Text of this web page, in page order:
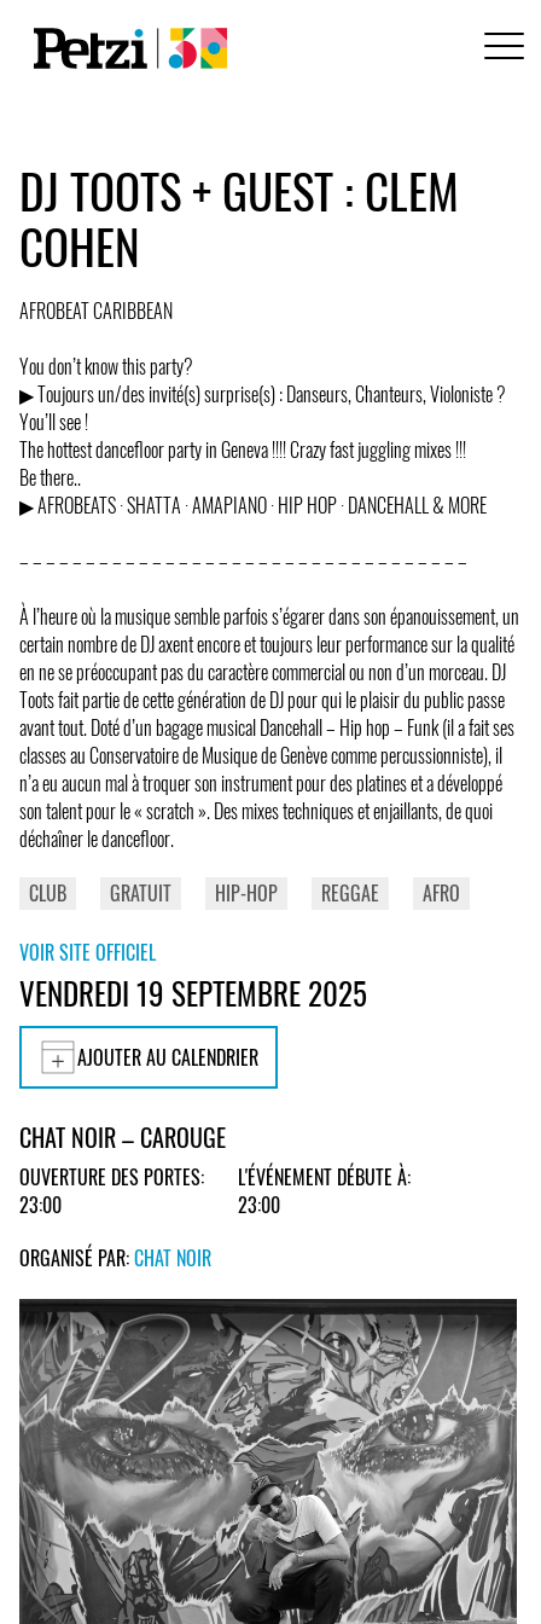
DJ TOOTS + GUEST : CLEM
COHEN
AFROBEAT CARIBBEAN
You don’t know this party?
▶ Toujours un/des invité(s) surprise(s) : Danseurs, Chanteurs, Violoniste ?
You’ll see !
The hottest dancefloor party in Geneva !!!! Crazy fast juggling mixes !!!
Be there..
▶︎ AFROBEATS · SHATTA · AMAPIANO · HIP HOP · DANCEHALL & MORE
– – – – – – – – – – – – – – – – – – – – – – – – – – – – – – – – – –
À l’heure où la musique semble parfois s’égarer dans son épanouissement, un
certain nombre de DJ axent encore et toujours leur performance sur la qualité
en ne se préoccupant pas du caractère commercial ou non d’un morceau. DJ
Toots fait partie de cette génération de DJ pour qui le plaisir du public passe
avant tout. Doté d’un bagage musical Dancehall – Hip hop – Funk (il a fait ses
classes au Conservatoire de Musique de Genève comme percussionniste), il
n’a eu aucun mal à troquer son instrument pour des platines et a développé
son talent pour le « scratch ». Des mixes techniques et enjaillants, de quoi
déchaîner le dancefloor.
CLUB
GRATUIT HIP-HOP REGGAE AFRO
VOIR SITE OFFICIEL
VENDREDI 19 SEPTEMBRE 2025
AJOUTER AU CALENDRIER
CHAT NOIR – CAROUGE
OUVERTURE DES PORTES:
23:00
L'ÉVÉNEMENT DÉBUTE À:
23:00
ORGANISÉ PAR:CHAT NOIR